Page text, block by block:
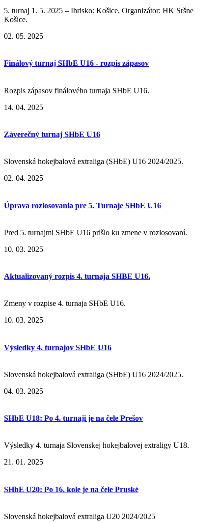
5. turnaj 1. 5. 2025 – Ihrisko: Košice, Organizátor: HK Sršne
Košice.
02. 05. 2025
Finálový turnaj SHbE U16 - rozpis zápasov
Rozpis zápasov finálového turnaja SHbE U16.
14. 04. 2025
Záverečný turnaj SHbE U16
Slovenská hokejbalová extraliga (SHbE) U16 2024/2025.
02. 04. 2025
Úprava rozlosovania pre 5. Turnaje SHbE U16
Pred 5. turnajmi SHbE U16 prišlo ku zmene v rozlosovaní.
10. 03. 2025
Aktualizovaný rozpis 4. turnaja SHBE U16.
Zmeny v rozpise 4. turnaja SHbE U16.
10. 03. 2025
Výsledky 4. turnajov SHbE U16
Slovenská hokejbalová extraliga (SHbE) U16 2024/2025.
04. 03. 2025
SHbE U18: Po 4. turnaji je na čele Prešov
Výsledky 4. turnaja Slovenskej hokejbalovej extraligy U18.
21. 01. 2025
SHbE U20: Po 16. kole je na čele Pruské
Slovenská hokejbalová extraliga U20 2024/2025